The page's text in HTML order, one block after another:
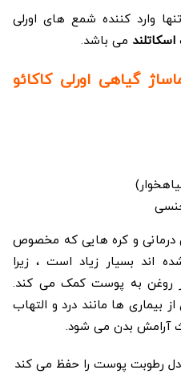
وارد کننده شمع های اورلی
اسکاتلند می باشد.
گیاهی اورلی کاکائو
درمانی و کره هایی که مخصوص
اند بسیار زیاد است ، زیرا
روغن به پوست کمک می کند.
بیماری ها مانند درد و التهاب
آرامش بدن می شود.
رطوبت پوست را حفظ می کند